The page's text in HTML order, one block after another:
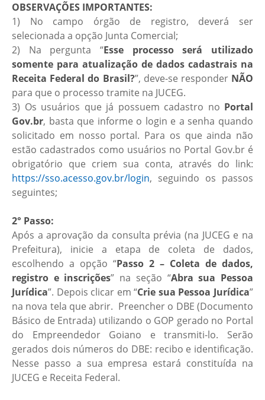
OBSERVAÇÕES IMPORTANTES:
1) No campo órgão de registro, deverá ser
selecionada a opção Junta Comercial;
2) Na pergunta “Esse processo será utilizado
somente para atualização de dados cadastrais na
Receita Federal do Brasil?”, deve-se responder NÃO
para que o processo tramite na JUCEG.
3) Os usuários que já possuem cadastro no Portal
Gov.br, basta que informe o login e a senha quando
solicitado em nosso portal. Para os que ainda não
estão cadastrados como usuários no Portal Gov.br é
obrigatório que criem sua conta, através do link:
https://sso.acesso.gov.br/login, seguindo os passos
seguintes;
2° Passo:
Após a aprovação da consulta prévia (na JUCEG e na
Prefeitura), inicie a etapa de coleta de dados,
escolhendo a opção “Passo 2 – Coleta de dados,
registro e inscrições” na seção “Abra sua Pessoa
Jurídica”. Depois clicar em “Crie sua Pessoa Jurídica”
na nova tela que abrir. Preencher o DBE (Documento
Básico de Entrada) utilizando o GOP gerado no Portal
do Empreendedor Goiano e transmiti-lo. Serão
gerados dois números do DBE: recibo e identificação.
Nesse passo a sua empresa estará constituída na
JUCEG e Receita Federal.